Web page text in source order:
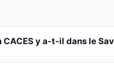
y a-t-il dans le